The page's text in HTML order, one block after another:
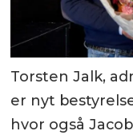
Torsten Jalk,
er nyt
hvor også